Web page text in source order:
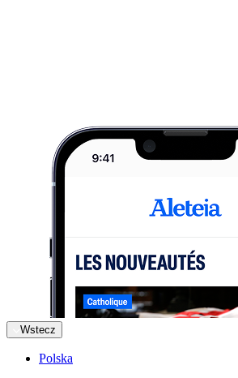
Wstecz
Polska